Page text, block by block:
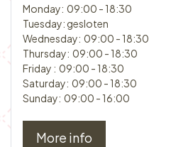
Monday: 09:00 - 18:30
Tuesday: gesloten
Wednesday: 09:00 - 18:30
Thursday: 09:00 - 18:30
Friday : 09:00 - 18:30
Saturday: 09:00 - 18:30
Sunday: 09:00 - 16:00
More info